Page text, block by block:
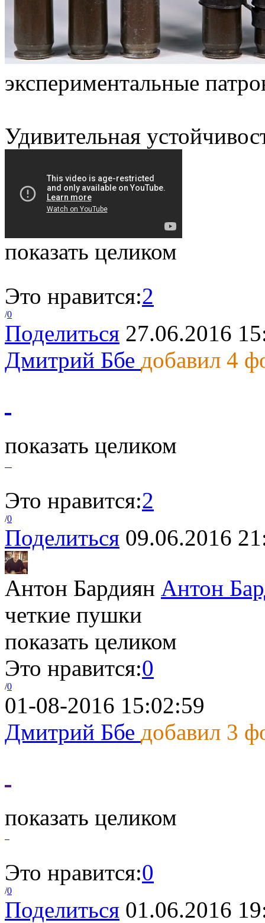
экспериментальные
Удивительная
показать целиком
Это нравится:2
/0
Поделиться 27.06.2016
Дмитрий Ббе добавил 4
показать целиком
Это нравится:2
/0
Поделиться 09.06.2016
Антон Бардиян Антон
четкие пушки
показать целиком
Это нравится:0
/0
01-08-2016 15:02:59
Дмитрий Ббе добавил 3
показать целиком
Это нравится:0
/0
Поделиться 01.06.2016